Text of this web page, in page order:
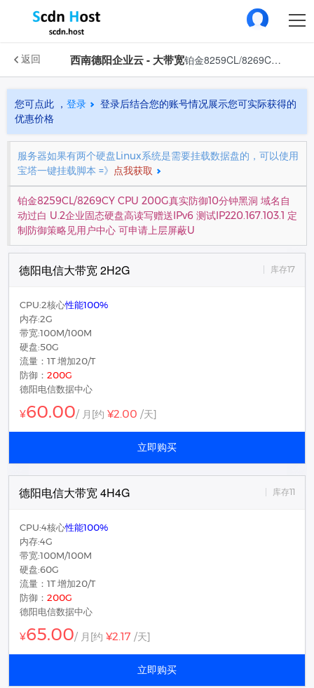
返回 西南德阳企业云 - 大带宽 铂金8259CL/8269CY CPU 200G真实防御10分钟黑洞 域名自动过白 U.2企业固态硬盘高读写赠送IPv6 测试IP220.167.103.1 定制防御策略见用户中心 可申请上层屏蔽U
您可点此 ， 登录
登录后结合您的账号情况展示您可实际获得的
优惠价格
服务器如果有两个硬盘Linux系统是需要挂载数据盘的，可以使用
宝塔一键挂载脚本 =》 点我获取
铂金8259CL/8269CY CPU 200G真实防御10分钟黑洞 域名自
动过白 U.2企业固态硬盘高读写赠送IPv6 测试IP220.167.103.1 定
制防御策略见用户中心 可申请上层屏蔽U
德阳电信大带宽 2H2G 库存17
CPU:2核心性能100%
内存:2G
带宽:100M/100M
硬盘:50G
流量：1T 增加20/T
防御： 200G
德阳电信数据中心
¥60.00/ 月 [约 ¥2.00 /天]
立即购买
德阳电信大带宽 4H4G 库存11
CPU:4核心性能100%
内存:4G
带宽:100M/100M
硬盘:60G
流量：1T 增加20/T
防御： 200G
德阳电信数据中心
¥65.00/ 月 [约 ¥2.17 /天]
立即购买